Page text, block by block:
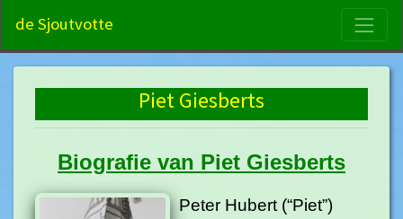
de Sjoutvotte
Piet Giesberts
Biografie van Piet Giesberts
Peter Hubert (“Piet”)